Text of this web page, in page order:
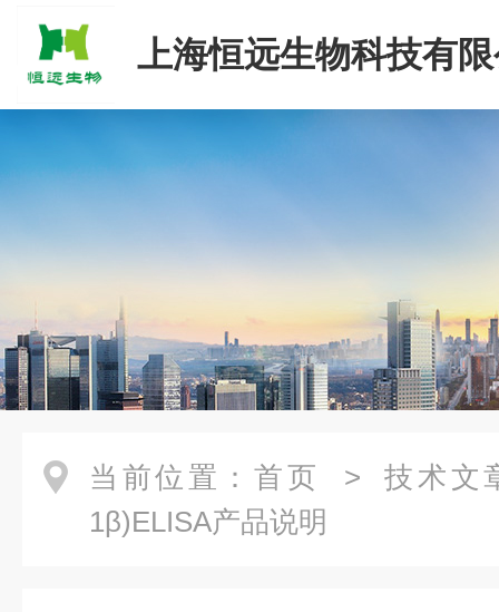
上海恒远生物科技有
当前位置： 首页 > 技术文
1β)ELISA产品说明